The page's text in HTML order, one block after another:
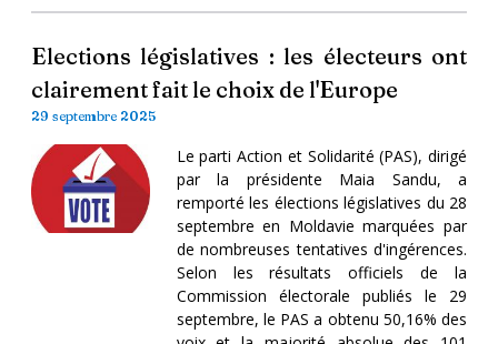
Elections législatives : les électeurs ont
clairement fait le choix de l'Europe
29 septembre 2025
Le parti Action et Solidarité (PAS), dirigé
par la présidente Maia Sandu, a
remporté les élections législatives du 28
septembre en Moldavie marquées par
de nombreuses tentatives d'ingérences.
Selon les résultats officiels de la
Commission électorale publiés le 29
septembre, le PAS a obtenu 50,16% des